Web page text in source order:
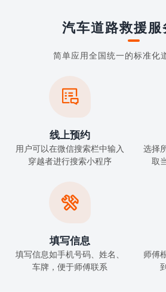
汽车道路救援服
简单应用全国统一的标准化

线上预约
用户可以在微信搜索栏中输入
穿越者进行搜索小程序
选择
取

填写信息
填写信息如手机号码、姓名、
车牌，便于师傅联系
师傅